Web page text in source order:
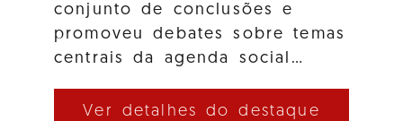
conjunto de conclusões e
promoveu debates sobre temas
centrais da agenda social…
Ver detalhes do destaque